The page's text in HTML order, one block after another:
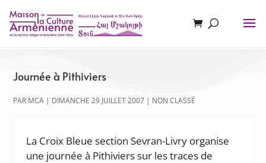
Journée à Pithiviers
PAR MCA | DIMANCHE 29 JUILLET 2007 | NON CLASSÉ
La Croix Bleue section Sevran-Livry organise
une journée à Pithiviers sur les traces de